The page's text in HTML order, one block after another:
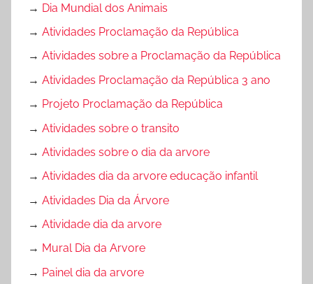
→ Dia Mundial dos Animais
→ Atividades Proclamação da República
→ Atividades sobre a Proclamação da República
→ Atividades Proclamação da República 3 ano
→ Projeto Proclamação da República
→ Atividades sobre o transito
→ Atividades sobre o dia da arvore
→ Atividades dia da arvore educação infantil
→ Atividades Dia da Árvore
→ Atividade dia da arvore
→ Mural Dia da Arvore
→ Painel dia da arvore